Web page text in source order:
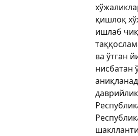
қишлоқ
ишлаб
ва ўтган
нисбатан